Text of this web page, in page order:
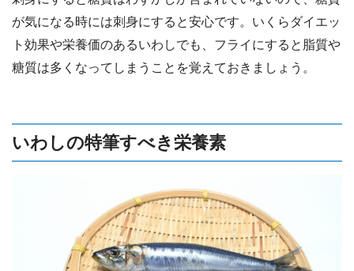
が気になる時には刺身にすると安心です。いくらダイエッ
ト効果や栄養価のあるいわしでも、フライにすると脂質や
糖質は多くなってしまうことを覚えておきましょう。
いわしの特筆すべき栄養素